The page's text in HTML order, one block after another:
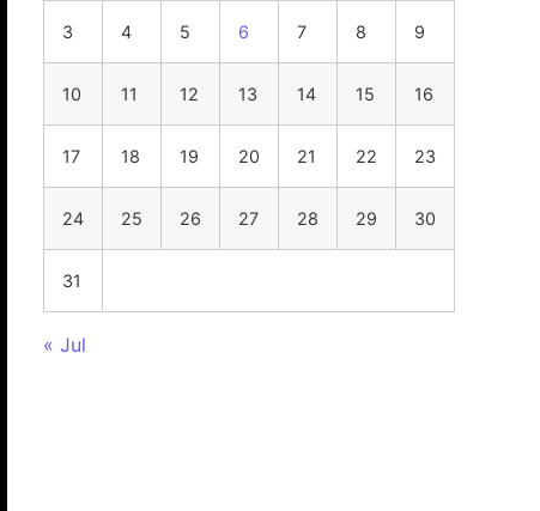
3 4 5 6 7 8 9
10 11 12 13 14 15 16
17 18 19 20 21 22 23
24 25 26 27 28 29 30
31
« Jul